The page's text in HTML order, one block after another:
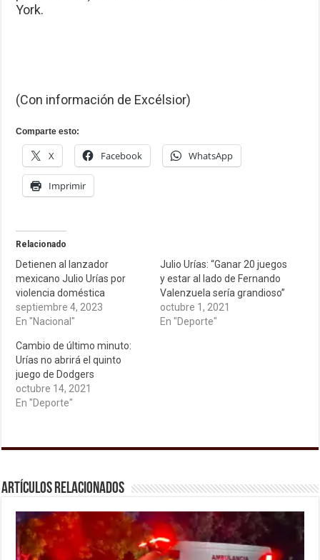
York.
(Con información de Excélsior)
Comparte esto:
X Facebook WhatsApp
Imprimir
Relacionado
Detienen al lanzador
mexicano Julio Urías por
violencia doméstica
septiembre 4, 2023
En "Nacional"
Julio Urías: “Ganar 20 juegos
y estar al lado de Fernando
Valenzuela sería grandioso”
octubre 1, 2021
En "Deporte"
Cambio de último minuto:
Urías no abrirá el quinto
juego de Dodgers
octubre 14, 2021
En "Deporte"
Artículos relacionados